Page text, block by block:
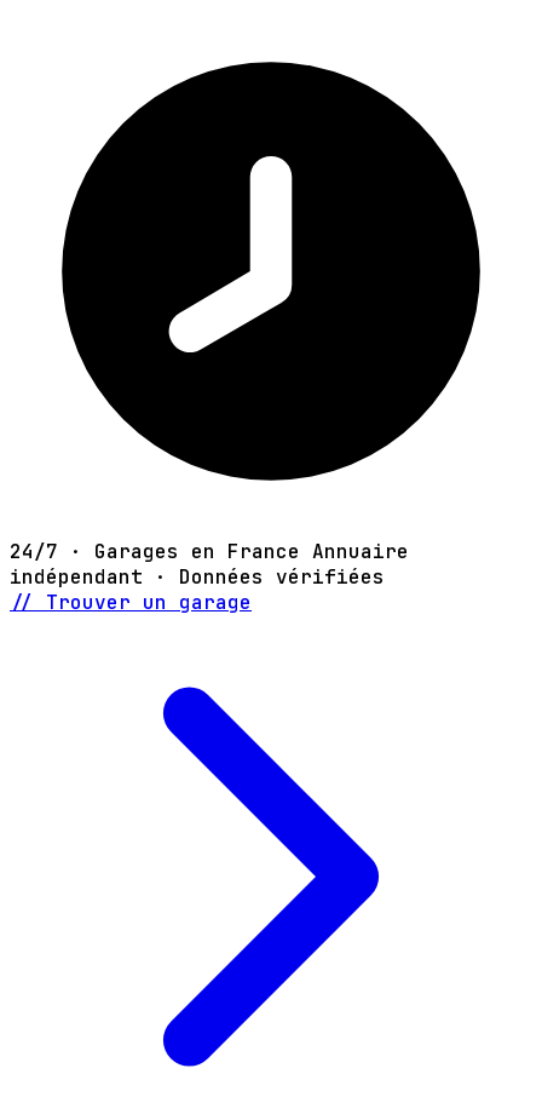
24/7 · Garages en France Annuaire
indépendant · Données vérifiées
// Trouver un garage